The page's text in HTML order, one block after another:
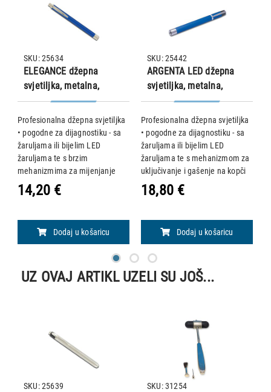
ELEGANCE džepna
svjetiljka, metalna,
plava
Profesionalna džepna svjetiljka
• pogodne za dijagnostiku - sa
žaruljama ili bijelim LED
žaruljama te s brzim
mehanizmima za mijenjanje
klipova ili tipkalima Materijal: •
Argenta i Elegance: anodizirani
kućišt
SKU: 25634
14,20 €
Dodaj u košaricu
ARGENTA LED džepna
svjetiljka, metalna,
plava
Profesionalna džepna svjetiljka
• pogodne za dijagnostiku - sa
žaruljama ili bijelim LED
žaruljama te s mehanizmom za
uključivanje i gašenje na kopči
Materijal: • Argenta i Elegance -
andozirani aluminij • Nova - ABS
SKU: 25442
18,80 €
Dodaj u košaricu
UZ OVAJ ARTIKL UZELI SU JOŠ...
SKU: 25639 SKU: 31254